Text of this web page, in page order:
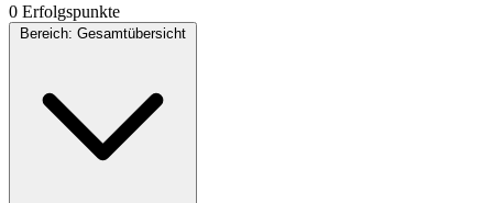
0 Erfolgspunkte
Bereich: Gesamtübersicht